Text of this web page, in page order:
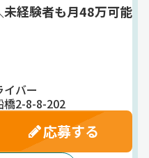
経験者も月48万可能
バー
橋2-8-8-202
応募する